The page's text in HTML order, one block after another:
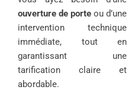
ouverture de porte ou d’une
intervention technique
immédiate, tout en
garantissant une
tarification claire et
abordable.